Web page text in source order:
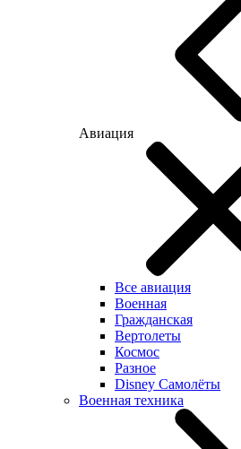
Авиация
Все авиация
Военная
Гражданская
Вертолеты
Космос
Разное
Disney Самолёты
Военная техника